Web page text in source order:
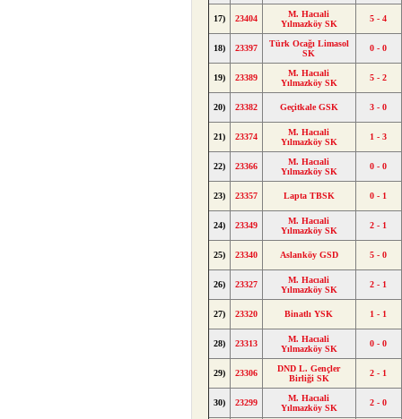
17) 23404
M. Hacıali
Yılmazköy SK
5 - 4
18) 23397
Türk Ocağı Limasol
SK
0 - 0
19) 23389
M. Hacıali
Yılmazköy SK
5 - 2
20) 23382 Geçitkale GSK 3 - 0
21) 23374
M. Hacıali
Yılmazköy SK
1 - 3
22) 23366
M. Hacıali
Yılmazköy SK
0 - 0
23) 23357 Lapta TBSK 0 - 1
24) 23349
M. Hacıali
Yılmazköy SK
2 - 1
25) 23340 Aslanköy GSD 5 - 0
26) 23327
M. Hacıali
Yılmazköy SK
2 - 1
27) 23320 Binatlı YSK 1 - 1
28) 23313
M. Hacıali
Yılmazköy SK
0 - 0
29) 23306
DND L. Gençler
Birliği SK
2 - 1
30) 23299
M. Hacıali
Yılmazköy SK
2 - 0